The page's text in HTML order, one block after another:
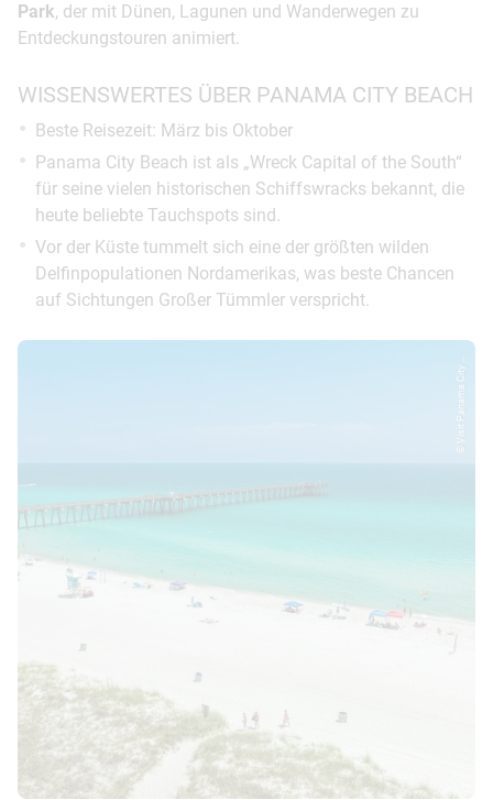
Park, der mit Dünen, Lagunen und Wanderwegen zu
Entdeckungstouren animiert.
WISSENSWERTES ÜBER PANAMA CITY BEACH
Beste Reisezeit: März bis Oktober
Panama City Beach ist als „Wreck Capital of the South“
für seine vielen historischen Schiffswracks bekannt, die
heute beliebte Tauchspots sind.
Vor der Küste tummelt sich eine der größten wilden
Delfinpopulationen Nordamerikas, was beste Chancen
auf Sichtungen Großer Tümmler verspricht.
© Visit Panama City ...